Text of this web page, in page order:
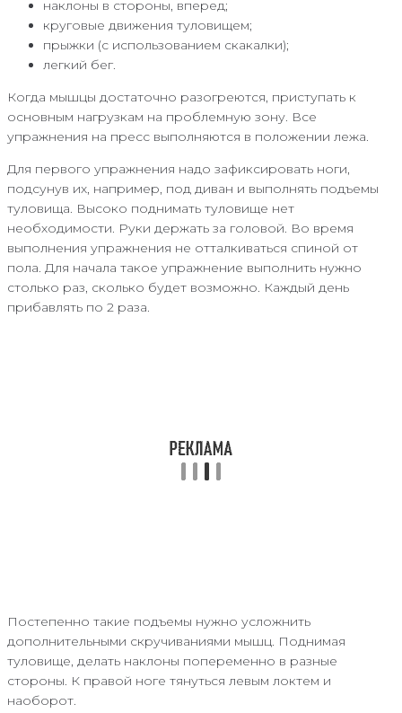
наклоны в стороны, вперед;
круговые движения туловищем;
прыжки (с использованием скакалки);
легкий бег.
Когда мышцы достаточно разогреются, приступать к
основным нагрузкам на проблемную зону. Все
упражнения на пресс выполняются в положении лежа.
Для первого упражнения надо зафиксировать ноги,
подсунув их, например, под диван и выполнять подъемы
туловища. Высоко поднимать туловище нет
необходимости. Руки держать за головой. Во время
выполнения упражнения не отталкиваться спиной от
пола. Для начала такое упражнение выполнить нужно
столько раз, сколько будет возможно. Каждый день
прибавлять по 2 раза.
Постепенно такие подъемы нужно усложнить
дополнительными скручиваниями мышц. Поднимая
туловище, делать наклоны попеременно в разные
стороны. К правой ноге тянуться левым локтем и
наоборот.